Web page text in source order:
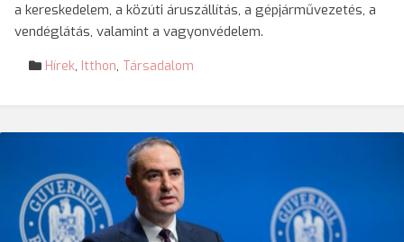
a kereskedelem, a közúti áruszállítás, a gépjárművezetés, a
vendéglátás, valamint a vagyonvédelem.
Hírek, Itthon, Társadalom